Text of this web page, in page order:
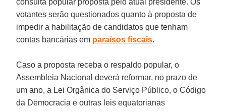
votantes serão questionados quanto à proposta de
impedir a habilitação de candidatos que tenham
contas bancárias em paraísos fiscais.
Caso a proposta receba o respaldo popular, o
Assembleia Nacional deverá reformar, no prazo de
um ano, a Lei Orgânica do Serviço Público, o Código
da Democracia e outras leis equatorianas